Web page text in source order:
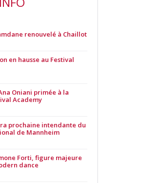
renouvelé à Chaillot
en hausse au Festival
Oniani primée à la
Academy
prochaine intendante du
de Mannheim
Forti, figure majeure
dance